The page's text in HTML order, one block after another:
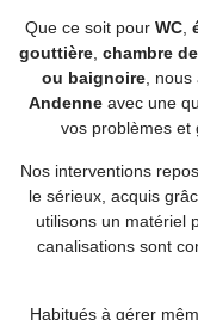
Que ce soit pour WC,
gouttière, chambre
ou baignoire, nous
Andenne avec une
vos problèmes et
Nos interventions
le sérieux, acquis
utilisons un matériel
canalisations sont
Habitués à gérer